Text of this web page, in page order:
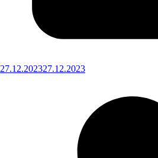
27.12.202327.12.2023